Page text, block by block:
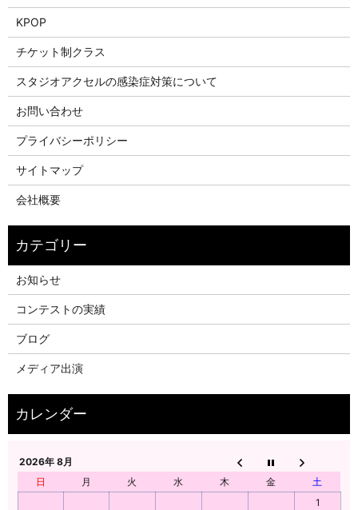
KPOP
チケット制クラス
スタジオアクセルの感染症対策について
お問い合わせ
プライバシーポリシー
サイトマップ
会社概要
お知らせ
コンテストの実績
ブログ
メディア出演
2026年 8月
日
月 火 水 木 金
土
1